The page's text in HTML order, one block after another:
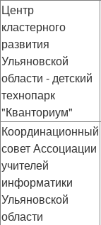
Центр
кластерного
развития
Ульяновской
области - детский
технопарк
"Кванториум"
Координационный
совет Ассоциации
учителей
информатики
Ульяновской
области